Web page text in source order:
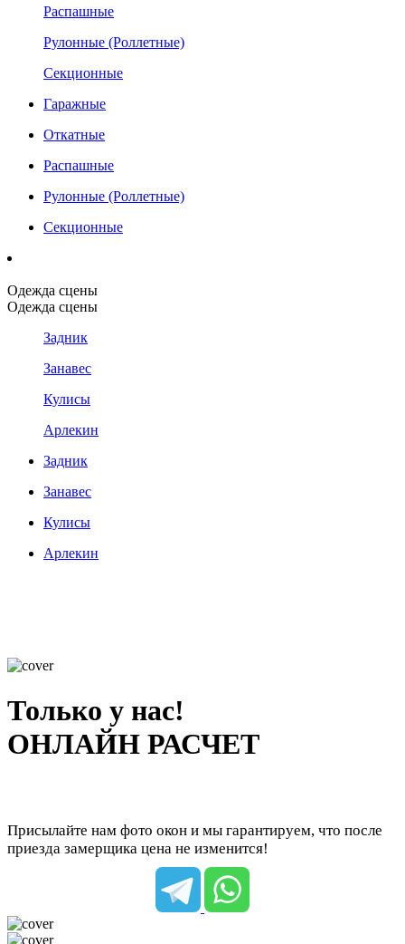
Распашные
Рулонные (Роллетные)
Секционные
Гаражные
Откатные
Распашные
Рулонные (Роллетные)
Секционные
Одежда сцены
Одежда сцены
Задник
Занавес
Кулисы
Арлекин
Задник
Занавес
Кулисы
Арлекин
Только у нас!
ОНЛАЙН РАСЧЕТ
Присылайте нам фото окон и мы гарантируем, что после
приезда замерщика цена не изменится!